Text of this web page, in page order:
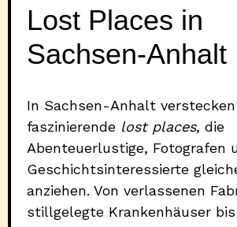
Lost Places in
Sachsen-Anhalt
In Sachsen-Anhalt
faszinierende lost places, die
Abenteuerlustige, Fotografen
Geschichtsinteressierte
anziehen. Von verlassenen
stillgelegte Krankenhäuser